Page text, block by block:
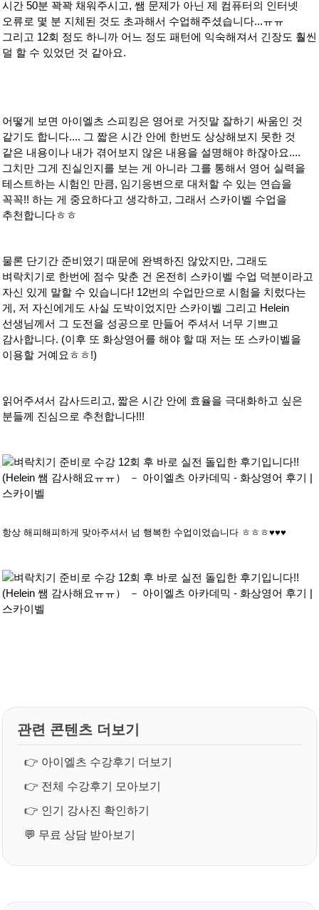
시간 50분 꽉꽉 채워주시고, 쌤 문제가 아닌 제 컴퓨터의 인터넷
오류로 몇 분 지체된 것도 초과해서 수업해주셨습니다...ㅠㅠ
그리고 12회 정도 하니까 어느 정도 패턴에 익숙해져서 긴장도 훨씬
덜 할 수 있었던 것 같아요.
어떻게 보면 아이엘츠 스피킹은 영어로 거짓말 잘하기 싸움인 것
같기도 합니다.... 그 짧은 시간 안에 한번도 상상해보지 못한 것
같은 내용이나 내가 겪어보지 않은 내용을 설명해야 하잖아요....
그치만 그게 진실인지를 보는 게 아니라 그를 통해서 영어 실력을
테스트하는 시험인 만큼, 임기응변으로 대처할 수 있는 연습을
꼭꼭!! 하는 게 중요하다고 생각하고, 그래서 스카이벨 수업을
추천합니다ㅎㅎ
물론 단기간 준비였기 때문에 완벽하진 않았지만, 그래도
벼락치기로 한번에 점수 맞춘 건 온전히 스카이벨 수업 덕분이라고
자신 있게 말할 수 있습니다! 12번의 수업만으로 시험을 치렀다는
게, 저 자신에게도 사실 도박이었지만 스카이벨 그리고 Helein
선생님께서 그 도전을 성공으로 만들어 주셔서 너무 기쁘고
감사합니다. (이후 또 화상영어를 해야 할 때 저는 또 스카이벨을
이용할 거예요ㅎㅎ!)
읽어주셔서 감사드리고, 짧은 시간 안에 효율을 극대화하고 싶은
분들께 진심으로 추천합니다!!!
항상 해피해피하게 맞아주셔서 넘 행복한 수업이었습니다 ㅎㅎㅎ♥♥♥
관련 콘텐츠 더보기
👉 아이엘츠 수강후기 더보기
👉 전체 수강후기 모아보기
👉 인기 강사진 확인하기
💬 무료 상담 받아보기